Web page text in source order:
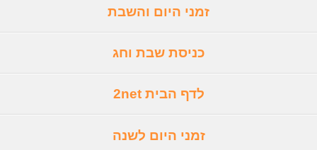
זמני היום והשבת
כניסת שבת וחג
לדף הבית 2net
זמני היום לשנה